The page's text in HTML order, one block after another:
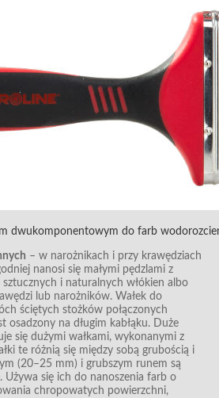
dwukomponentowym do farb
– w narożnikach i przy krawędziach
nanosi się małymi pędzlami z
sztucznych i naturalnych włókien albo
lub narożników. Wałek do
ściętych stożków połączonych
osadzony na długim kabłąku. Duże
się dużymi wałkami, wykonanymi z
te różnią się między sobą grubością i
(20–25 mm) i grubszym runem są
Używa się ich do nanoszenia farb o
chropowatych powierzchni,